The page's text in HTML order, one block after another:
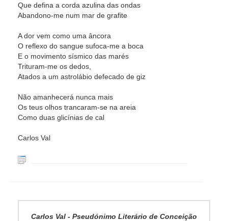
Que defina a corda azulina das ondas
Abandono-me num mar de grafite
A dor vem como uma âncora
O reflexo do sangue sufoca-me a boca
E o movimento sísmico das marés
Trituram-me os dedos,
Atados a um astrolábio defecado de giz
Não amanhecerá nunca mais
Os teus olhos trancaram-se na areia
Como duas glicínias de cal
Carlos Val
Carlos Val - Pseudónimo Literário de Conceição